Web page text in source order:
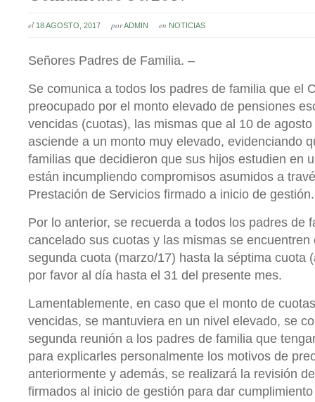
el 18 AGOSTO, 2017 porADMIN en NOTICIAS
Señores Padres de Familia. –
Se comunica a todos los padres de familia que el
preocupado por el monto elevado de pensiones
vencidas (cuotas), las mismas que al 10 de
asciende a un monto muy elevado, evidenciando
familias que decidieron que sus hijos estudien en
están incumpliendo compromisos asumidos a
Prestación de Servicios firmado a inicio de gestión.
Por lo anterior, se recuerda a todos los padres de
cancelado sus cuotas y las mismas se encuentren
segunda cuota (marzo/17) hasta la séptima cuota
por favor al día hasta el 31 del presente mes.
Lamentablemente, en caso que el monto de
vencidas, se mantuviera en un nivel elevado, se
segunda reunión a los padres de familia que
para explicarles personalmente los motivos de
anteriormente y además, se realizará la revisión
firmados al inicio de gestión para dar